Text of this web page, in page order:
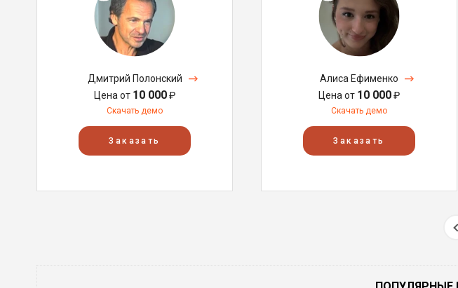
Дмитрий Полонский
Цена от 10 000₽
Скачать демо
Заказать
Алиса Ефименко
Цена от 10 000₽
Скачать демо
Заказать